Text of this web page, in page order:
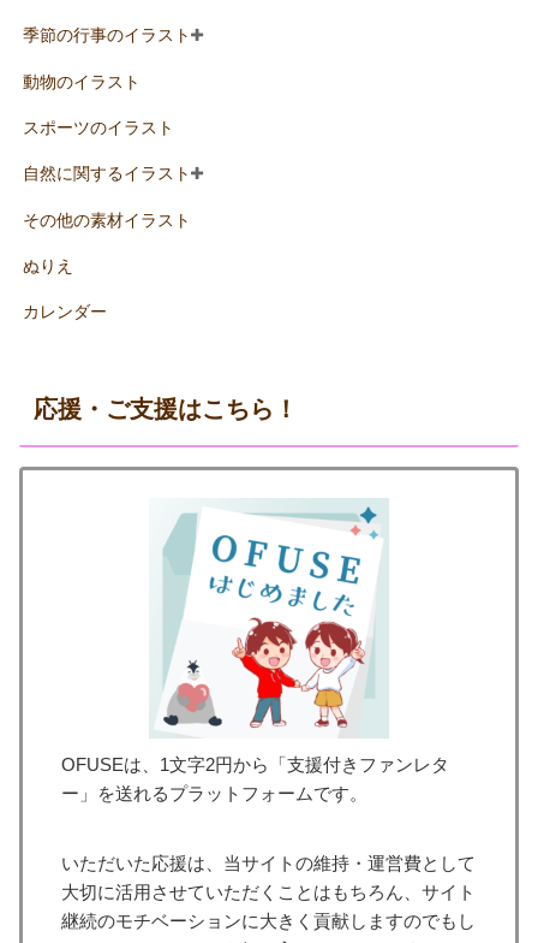
季節の行事のイラスト
動物のイラスト
スポーツのイラスト
自然に関するイラスト
その他の素材イラスト
ぬりえ
カレンダー
応援・ご支援はこちら！
OFUSEは、1文字2円から「支援付きファンレタ
ー」を送れるプラットフォームです。
いただいた応援は、当サイトの維持・運営費として
大切に活用させていただくことはもちろん、サイト
継続のモチベーションに大きく貢献しますのでもし